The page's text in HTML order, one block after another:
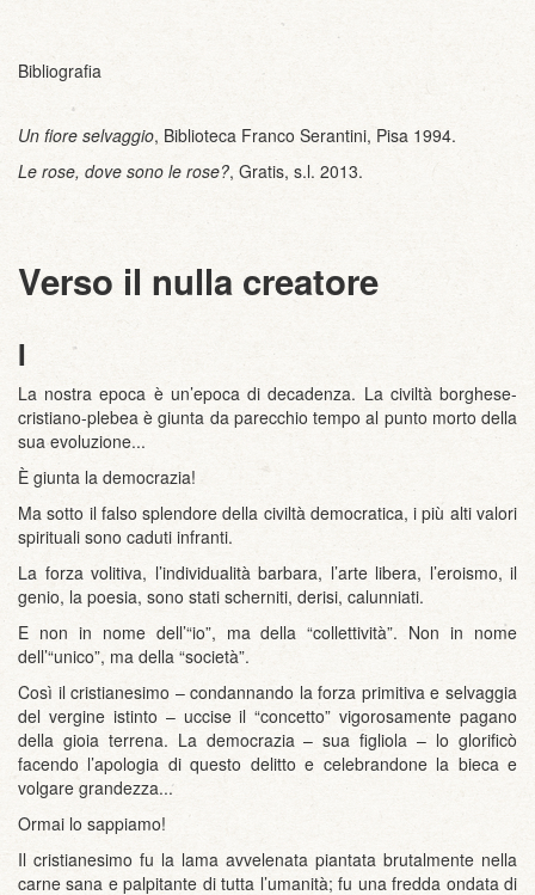
Bibliografia
Un fiore selvaggio, Biblioteca Franco Serantini, Pisa 1994.
Le rose, dove sono le rose?, Gratis, s.l. 2013.
Verso il nulla creatore
I
La nostra epoca è un’epoca di decadenza. La civiltà borghese-
cristiano-plebea è giunta da parecchio tempo al punto morto della
sua evoluzione...
È giunta la democrazia!
Ma sotto il falso splendore della civiltà democratica, i più alti valori
spirituali sono caduti infranti.
La forza volitiva, l’individualità barbara, l’arte libera, l’eroismo, il
genio, la poesia, sono stati scherniti, derisi, calunniati.
E non in nome dell’“io”, ma della “collettività”. Non in nome
dell’“unico”, ma della “società”.
Così il cristianesimo – condannando la forza primitiva e selvaggia
del vergine istinto – uccise il “concetto” vigorosamente pagano
della gioia terrena. La democrazia – sua figliola – lo glorificò
facendo l’apologia di questo delitto e celebrandone la bieca e
volgare grandezza...
Ormai lo sappiamo!
Il cristianesimo fu la lama avvelenata piantata brutalmente nella
carne sana e palpitante di tutta l’umanità; fu una fredda ondata di